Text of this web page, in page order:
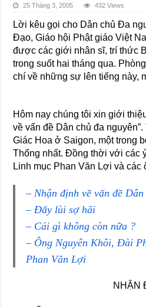
25 Tháng 3, 2005 432 Views
Lời kêu gọi cho Dân chủ Ða
Ðạo, Giáo hội Phật giáo Việt
được các giới nhân sĩ, trí thức
trong suốt hai tháng qua.
chí về những sự lên tiếng này,
Hôm nay chúng tôi xin giới
về vấn đề Dân chủ đa
Giác Hoa ở Saigon, một trong
Thống nhất. Ðồng thời với các
Linh mục Phan Văn Lợi và các
– Nhận định về vấn đề
– Ðẩy lùi sợ hãi
– Cái gì không còn nữa ?
– Ông Nguyên Khôi, Ðài
Phan Văn Lợi
NHẬN